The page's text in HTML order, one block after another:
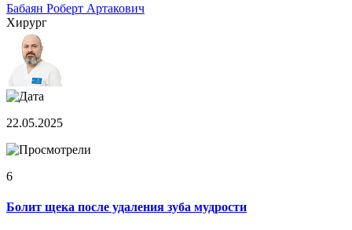
Бабаян Роберт Артакович
Хирург
22.05.2025
6
Болит щека после удаления зуба мудрости